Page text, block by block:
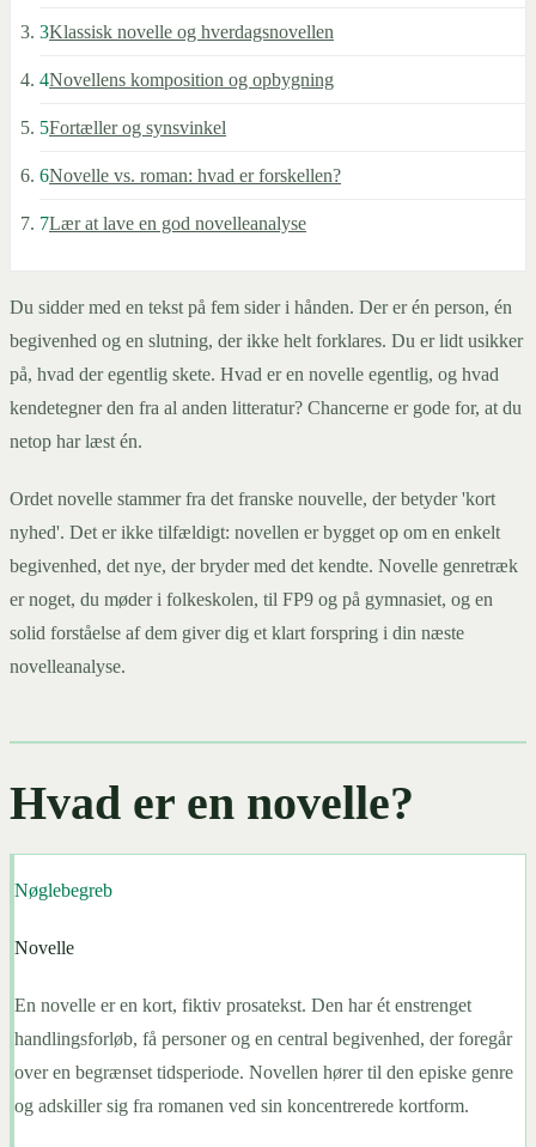
3Klassisk novelle og hverdagsnovellen
4Novellens komposition og opbygning
5Fortæller og synsvinkel
6Novelle vs. roman: hvad er forskellen?
7Lær at lave en god novelleanalyse
Du sidder med en tekst på fem sider i hånden. Der er én person, én
begivenhed og en slutning, der ikke helt forklares. Du er lidt usikker
på, hvad der egentlig skete. Hvad er en novelle egentlig, og hvad
kendetegner den fra al anden litteratur? Chancerne er gode for, at du
netop har læst én.
Ordet novelle stammer fra det franske nouvelle, der betyder 'kort
nyhed'. Det er ikke tilfældigt: novellen er bygget op om en enkelt
begivenhed, det nye, der bryder med det kendte. Novelle genretræk
er noget, du møder i folkeskolen, til FP9 og på gymnasiet, og en
solid forståelse af dem giver dig et klart forspring i din næste
novelleanalyse.
Hvad er en novelle?
Nøglebegreb
Novelle
En novelle er en kort, fiktiv prosatekst. Den har ét enstrenget
handlingsforløb, få personer og en central begivenhed, der foregår
over en begrænset tidsperiode. Novellen hører til den episke genre
og adskiller sig fra romanen ved sin koncentrerede kortform.